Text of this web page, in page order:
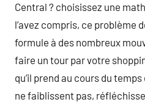
Central ? choisissez une
l’avez compris, ce problème
formule à des nombreux
faire un tour par votre
qu’il prend au cours du
ne faiblissent pas,